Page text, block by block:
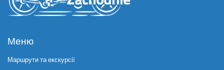
Меню
Маршрути та екскурсії